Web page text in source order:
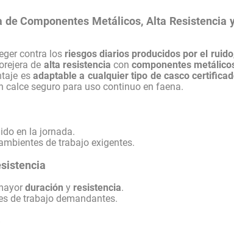
de Componentes Metálicos, Alta Resistencia
contra los riesgos diarios producidos por el ruido
de alta resistencia concomponentes
es adaptable a cualquier tipo de casco
calce seguro para uso continuo en faena.
en la jornada.
de trabajo exigentes.
duración y resistencia.
de trabajo demandantes.